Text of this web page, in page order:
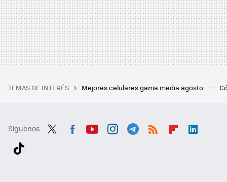
TEMAS DE INTERÉS Mejores celulares gama media agosto
Síguenos